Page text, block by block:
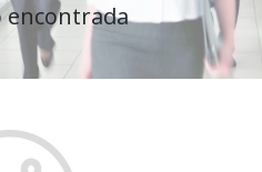
encontrada